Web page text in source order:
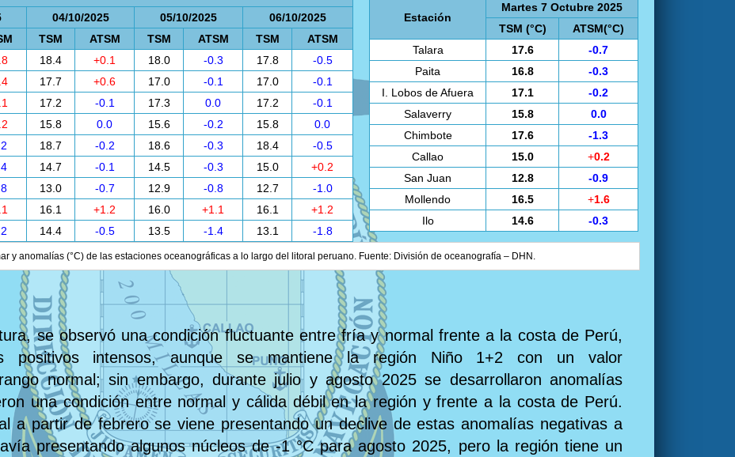
04/10/2025 05/10/2025
06/10/2025
TSM ATSM TSM ATSM TSM
ATSM
18.4 +0.1 18.0 -0.3 17.8
-0.5
17.7 +0.6 17.0 -0.1 17.0
-0.1
17.2 -0.1 17.3 0.0 17.2
-0.1
15.8 0.0 15.6 -0.2 15.8
0.0
18.7 -0.2 18.6 -0.3 18.4
-0.5
14.7 -0.1 14.5 -0.3 15.0
+0.2
13.0 -0.7 12.9 -0.8 12.7
-1.0
16.1 +1.2 16.0 +1.1 16.1
+1.2
14.4 -0.5 13.5 -1.4 13.1 -1.8
Estación
Martes 7 Octubre 2025
TSM (°C)
ATSM(°C)
Talara
17.6
-0.7
Paita
16.8
-0.3
I. Lobos de Afuera
17.1
-0.2
Salaverry
15.8
0.0
Chimbote
17.6
-1.3
Callao
15.0 +0.2
San Juan
12.8
-0.9
Mollendo
16.5 +1.6
Ilo
14.6 -0.3
y anomalías (°C) de las estaciones oceanográficas a lo largo del litoral peruano. Fuente: División de oceanografía – DHN.
se observó una condición fluctuante entre fría y normal frente a la costa de Perú,
positivos intensos, aunque se mantiene la región Niño 1+2 con un valor
normal; sin embargo, durante julio y agosto 2025 se desarrollaron anomalías
una condición entre normal y cálida débil en la región y frente a la costa de Perú.
a partir de febrero se viene presentando un declive de estas anomalías negativas a
presentando algunos núcleos de -1 °C para agosto 2025, pero la región tiene un